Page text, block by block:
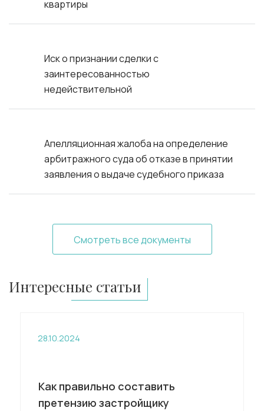
квартиры
Иск о признании сделки с
заинтересованностью
недействительной
Апелляционная жалоба на определение
арбитражного суда об отказе в принятии
заявления о выдаче судебного приказа
Смотреть все документы
Интересные статьи
28.10.2024
Как правильно составить
претензию застройщику